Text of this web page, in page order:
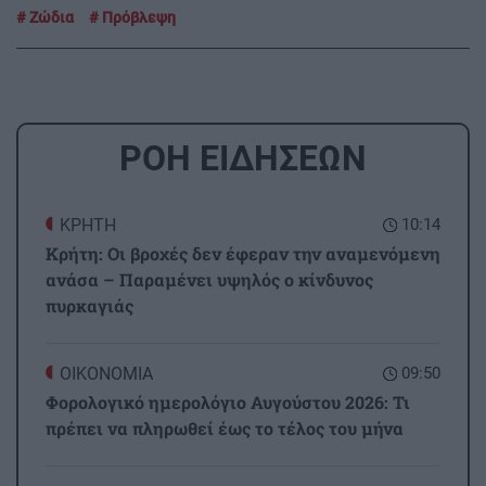
Ζώδια Πρόβλεψη
ΡΟΗ ΕΙΔΗΣΕΩΝ
10:14
ΚΡΗΤΗ
Κρήτη: Οι βροχές δεν έφεραν την αναμενόμενη
ανάσα – Παραμένει υψηλός ο κίνδυνος
πυρκαγιάς
09:50
ΟΙΚΟΝΟΜΙΑ
Φορολογικό ημερολόγιο Αυγούστου 2026: Τι
πρέπει να πληρωθεί έως το τέλος του μήνα